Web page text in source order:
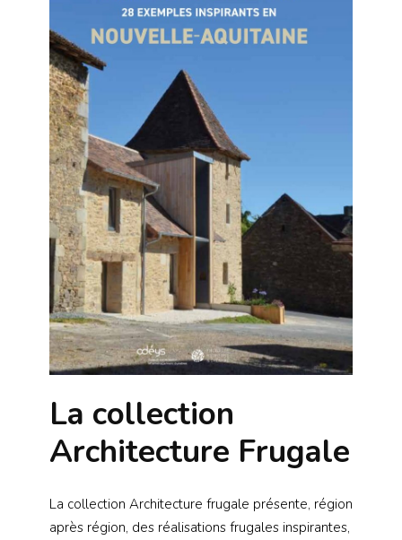
La collection
Architecture Frugale
La collection Architecture frugale présente, région
après région, des réalisations frugales inspirantes,